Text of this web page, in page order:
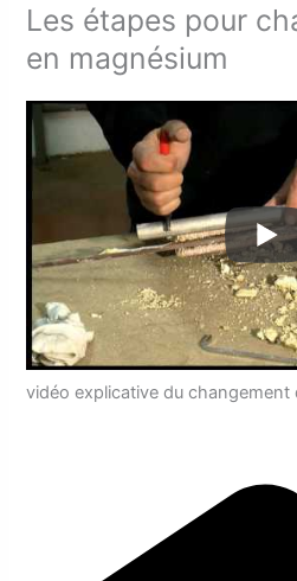
Les étapes pour
en magnésium
vidéo explicative du changement